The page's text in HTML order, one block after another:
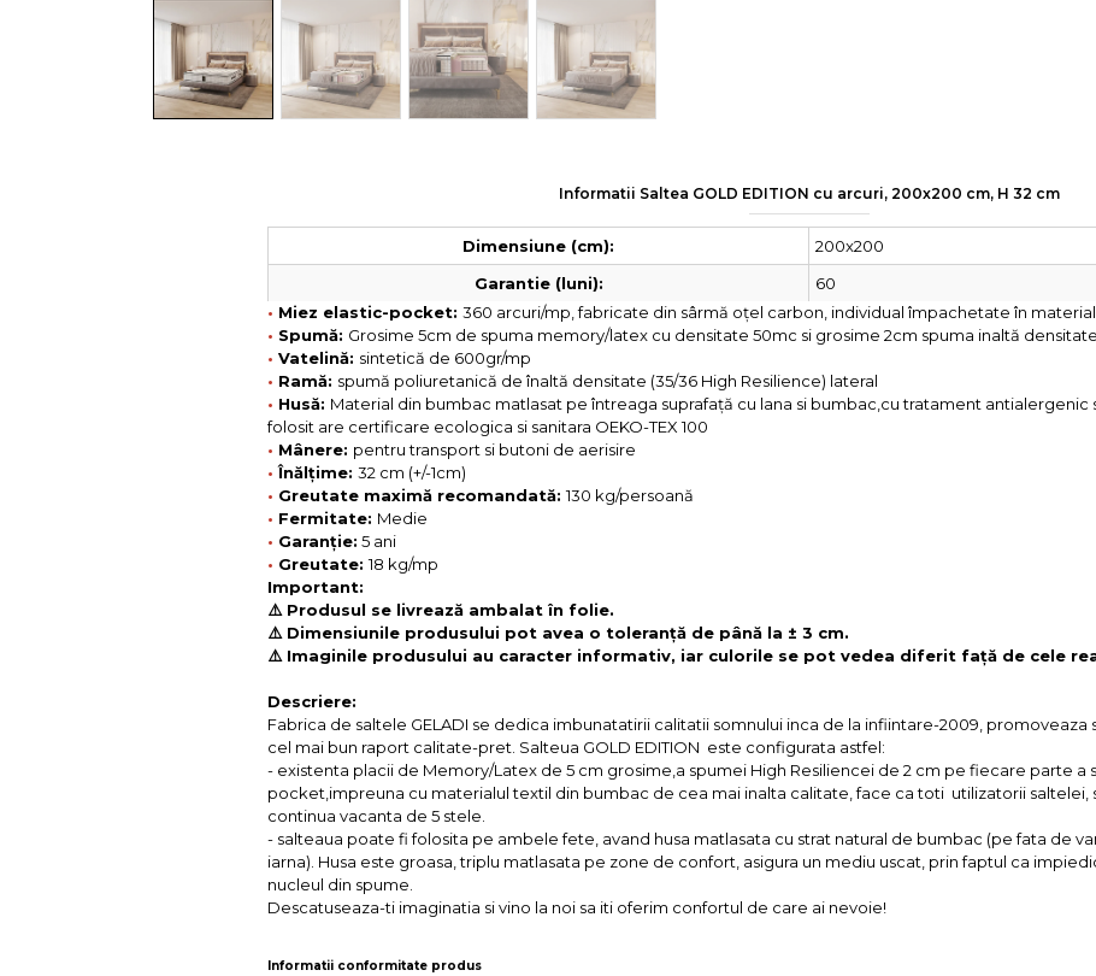
Colectia COMO
Informatii Saltea GOLD EDITION cu arcuri, 200x200 cm, H 32 cm
Dimensiune (cm):
200x200
Garantie (luni):
60
• Miez elastic-pocket: 360 arcuri/mp, fabricate din sârmă oțel carbon, individual împachetate în
• Spumă: Grosime 5cm de spuma memory/latex cu densitate 50mc si grosime 2cm spuma inaltă
• Vatelină: sintetică de 600gr/mp
• Ramă: spumă poliuretanică de înaltă densitate (35/36 High Resilience) lateral
• Husă: Material din bumbac matlasat pe întreaga suprafață cu lana si bumbac,cu tratament
folosit are certificare ecologica si sanitara OEKO-TEX 100
• Mânere: pentru transport si butoni de aerisire
•Înălțime: 32 cm (+/-1cm)
• Greutate maximă recomandată:130 kg/persoană
• Fermitate: Medie
• Garanție: 5 ani
• Greutate:18 kg/mp
Important:
⚠️ Produsul se livrează ambalat în folie.
⚠️ Dimensiunile produsului pot avea o toleranță de până la ± 3 cm.
⚠️ Imaginile produsului au caracter informativ, iar culorile se pot vedea diferit față de cele
Descriere:
Fabrica de saltele GELADI se dedica imbunatatirii calitatii somnului inca de la infiintare-2009, promoveaza
cel mai bun raport calitate-pret. Salteua GOLD EDITION este configurata astfel:
- existenta placii de Memory/Latex de 5 cm grosime,a spumei High Resiliencei de 2 cm pe fiecare parte a
pocket,impreuna cu materialul textil din bumbac de cea mai inalta calitate, face ca toti utilizatorii saltelei,
continua vacanta de 5 stele.
- salteaua poate fi folosita pe ambele fete, avand husa matlasata cu strat natural de bumbac (pe fata de
iarna). Husa este groasa, triplu matlasata pe zone de confort, asigura un mediu uscat, prin faptul ca
nucleul din spume.
Descatuseaza-ti imaginatia si vino la noi sa iti oferim confortul de care ai nevoie!
Informatii conformitate produs